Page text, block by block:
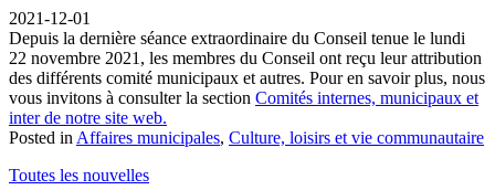
2021-12-01
Depuis la dernière séance extraordinaire du Conseil tenue le lundi
22 novembre 2021, les membres du Conseil ont reçu leur attribution
des différents comité municipaux et autres. Pour en savoir plus, nous
vous invitons à consulter la section Comités internes, municipaux et
inter de notre site web.
Posted in Affaires municipales, Culture, loisirs et vie communautaire
Toutes les nouvelles